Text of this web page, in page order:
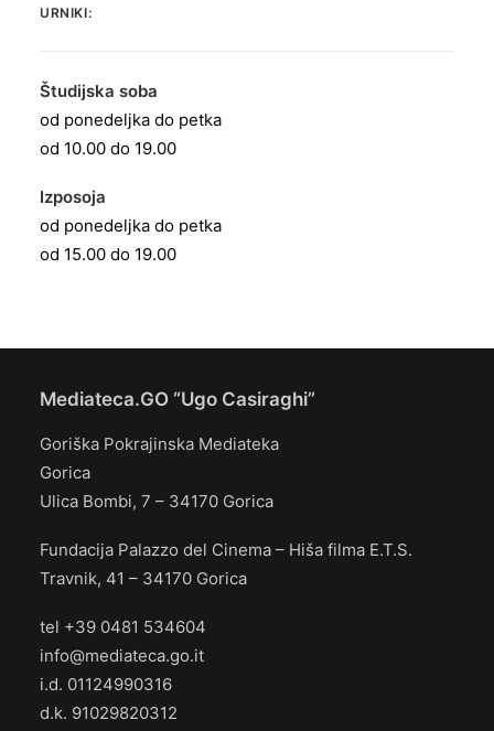
URNIKI:
Študijska soba
od ponedeljka do petka
od 10.00 do 19.00
Izposoja
od ponedeljka do petka
od 15.00 do 19.00
Mediateca.GO “Ugo Casiraghi”
Goriška Pokrajinska Mediateka
Gorica
Ulica Bombi, 7 – 34170 Gorica
Fundacija Palazzo del Cinema – Hiša filma E.T.S.
Travnik, 41 – 34170 Gorica
tel +39 0481 534604
info@mediateca.go.it
i.d. 01124990316
d.k. 91029820312